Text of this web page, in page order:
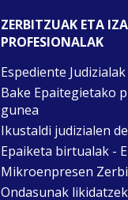
ZERBITZUAK ETA
PROFESIONALAK
Espediente
Bake Epaitegietako
gunea
Ikustaldi judizialen
Epaiketa birtualak -
Mikroenpresen
Ondasunak